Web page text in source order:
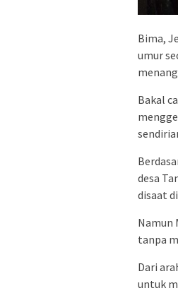
Bima,
umur
Bakal
desa
disaat
Namun
tanpa
Dari
untuk